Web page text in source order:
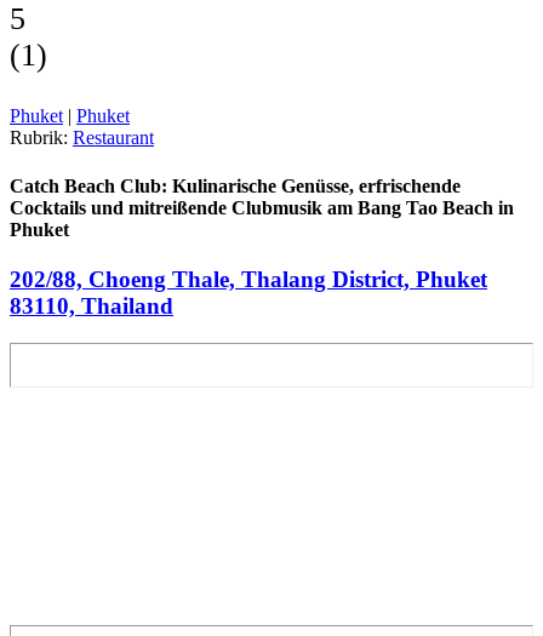
5
(1)
Phuket | Phuket
Rubrik: Restaurant
Catch Beach Club: Kulinarische Genüsse, erfrischende
Cocktails und mitreißende Clubmusik am Bang Tao Beach in
Phuket
202/88, Choeng Thale, Thalang District, Phuket
83110, Thailand